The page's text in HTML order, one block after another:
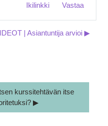
Ikilinkki Vastaa
| Asiantuntija arvioi ▶︎
kurssitehtävän itse
▶︎